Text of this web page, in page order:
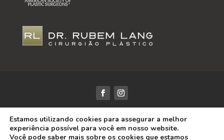
Reservados | Desenvolvido porDRS Marketing
As informações desse site tem objetivo puramente
Estamos utilizando cookies para assegurar a melhor
experiência possível para você em nosso website.
Você pode saber mais sobre os cookies que estamos